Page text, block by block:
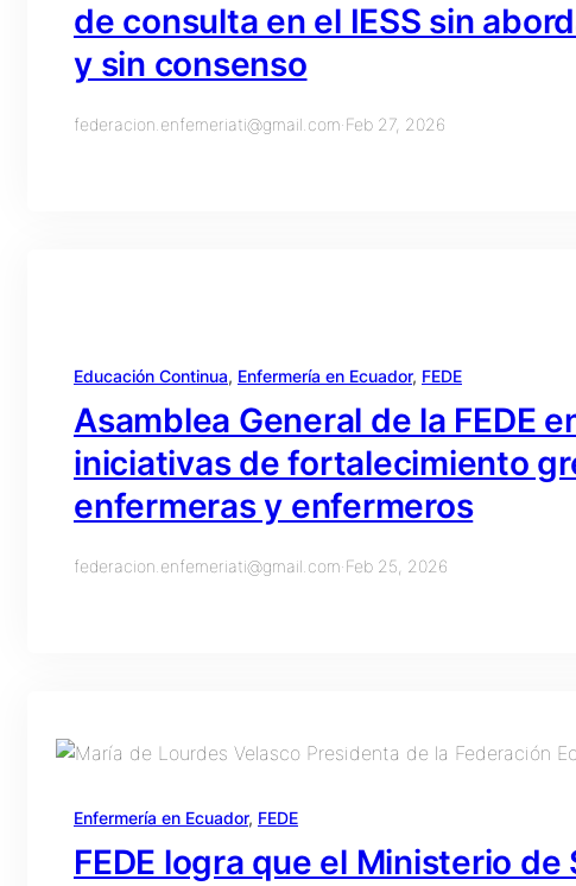
de consulta en el IESS sin
y sin consenso
federacion.enfemeriati@gmail.com·Feb 27, 2026
Educación Continua, Enfermería en Ecuador, FEDE
Asamblea General de la FEDE
iniciativas de fortalecimiento
enfermeras y enfermeros
federacion.enfemeriati@gmail.com·Feb 25, 2026
Enfermería en Ecuador, FEDE
FEDE logra que el Ministerio